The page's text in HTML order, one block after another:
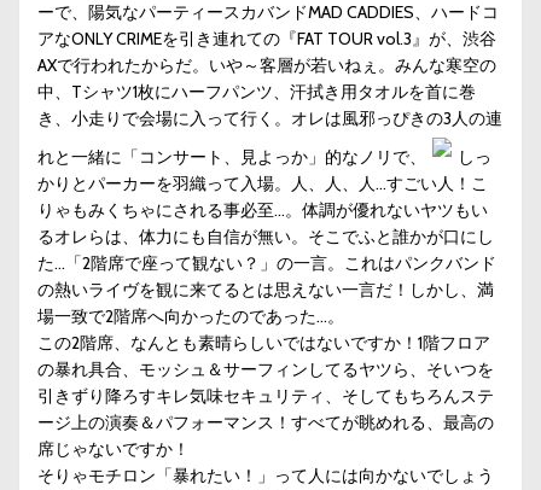
ーで、陽気なパーティースカバンドMAD CADDIES、ハードコ
アなONLY CRIMEを引き連れての『FAT TOUR vol.3』が、渋谷
AXで行われたからだ。いや～客層が若いねぇ。みんな寒空の
中、Tシャツ1枚にハーフパンツ、汗拭き用タオルを首に巻
き、小走りで会場に入って行く。オレは風邪っぴきの3人の連
れと一緒に「コンサート、見よっか」的なノリで、
しっ
かりとパーカーを羽織って入場。人、人、人…すごい人！こ
りゃもみくちゃにされる事必至…。体調が優れないヤツもい
るオレらは、体力にも自信が無い。そこでふと誰かが口にし
た…「2階席で座って観ない？」の一言。これはパンクバンド
の熱いライヴを観に来てるとは思えない一言だ！しかし、満
場一致で2階席へ向かったのであった…。
この2階席、なんとも素晴らしいではないですか！1階フロア
の暴れ具合、モッシュ＆サーフィンしてるヤツら、そいつを
引きずり降ろすキレ気味セキュリティ、そしてもちろんステ
ージ上の演奏＆パフォーマンス！すべてが眺めれる、最高の
席じゃないですか！
そりゃモチロン「暴れたい！」って人には向かないでしょう